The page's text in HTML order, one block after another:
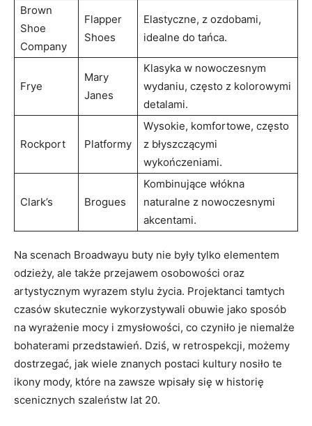
Brown
Shoe
Company
Flapper
Shoes
Elastyczne, z ozdobami,
idealne do tańca.
Frye
Mary
Janes
Klasyka w nowoczesnym
wydaniu, często z kolorowymi
detalami.
Rockport Platformy
Wysokie, komfortowe, często
z błyszczącymi
wykończeniami.
Clark’s Brogues
Kombinujące włókna
naturalne z nowoczesnymi
akcentami.
Na scenach Broadwayu buty nie były tylko elementem
odzieży, ale także przejawem osobowości oraz
artystycznym wyrazem stylu życia. Projektanci tamtych
czasów skutecznie wykorzystywali obuwie jako sposób
na wyrażenie mocy i zmysłowości, co czyniło je niemalże
bohaterami przedstawień. Dziś, w retrospekcji, możemy
dostrzegać, jak wiele znanych postaci kultury nosiło te
ikony mody, które na zawsze wpisały się w historię
scenicznych szaleństw lat 20.